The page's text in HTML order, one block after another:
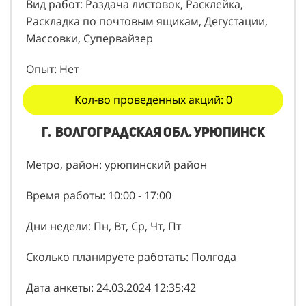
Вид работ: Раздача листовок, Расклейка,
Раскладка по почтовым ящикам, Дегустации,
Массовки, Супервайзер
Опыт: Нет
Кол-во проведенных акций: 0
г. волгоградская обл. урюпинск
Метро, район: урюпинский район
Время работы: 10:00 - 17:00
Дни недели: Пн, Вт, Ср, Чт, Пт
Сколько планируете работать: Полгода
Дата анкеты: 24.03.2024 12:35:42